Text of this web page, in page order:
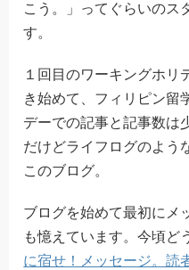
こう。」ってぐらいのス
す。
１回目のワーキングホリ
き始めて、フィリピン留
デーでの記事と記事数は
だけどライフログのよう
このブログ。
ブログを始めて最初にメ
も憶えています。今頃ど
に宿せ！メッセージ。読